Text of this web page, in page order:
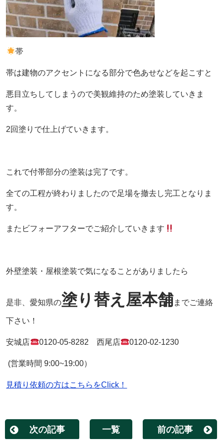
帯
帯は建物のアクセントになる部分で色あせなどを起こすと
悪目立ちしてしまうので美観維持のため塗装していきま
す。
2回塗りで仕上げていきます。
これで付帯部分の塗装は完了です。
全ての工程が終わりましたので足場を撤去し完工となりま
す。
またビフォーアフターでご紹介していきます
外壁塗装・屋根塗装で気になることがありましたら
是非、愛知県の塗り替え屋本舗までご連絡
下さい！
安城店 0120-05-8282 西尾店 0120-02-1230
(営業時間 9:00~19:00）
見積り依頼の方はこちらをClick！
次の記事 一覧 前の記事